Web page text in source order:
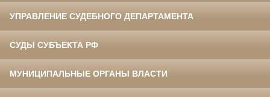
УПРАВЛЕНИЕ СУДЕБНОГО ДЕПАРТАМЕНТА
СУДЫ СУБЪЕКТА РФ
МУНИЦИПАЛЬНЫЕ ОРГАНЫ ВЛАСТИ